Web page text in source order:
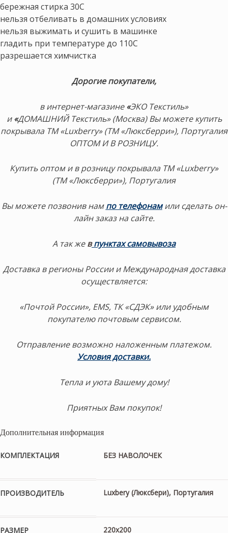
бережная стирка 30С
нельзя отбеливать в домашних условиях
нельзя выжимать и сушить в машинке
гладить при температуре до 110С
разрешается химчистка
Дорогие покупатели,
в интернет-магазине«ЭКО Текстиль»
и«ДОМАШНИЙ Текстиль» (Москва) Вы можете купить
покрывала ТМ «Luxberry» (ТМ «Люксберри»), Португалия
ОПТОМ И В РОЗНИЦУ.
Купить оптом и в розницу покрывала ТМ «Luxberry»
(ТМ «Люксберри»), Португалия
Вы можете позвонив нампо телефонамили сделать он-
лайн заказ на сайте.
А так жевпунктах самовывоза
Доставка в регионы России и Международная доставка
осуществляется:
«Почтой России», EMS, ТК «СДЭК» или удобным
покупателю почтовым сервисом.
Отправление возможно наложенным платежом.
Условия доставки.
Тепла и уюта Вашему дому!
Приятных Вам покупок!
Дополнительная информация
КОМПЛЕКТАЦИЯ БЕЗ НАВОЛОЧЕК
ПРОИЗВОДИТЕЛЬ Luxbery (Люксбери), Португалия
РАЗМЕР 220х200